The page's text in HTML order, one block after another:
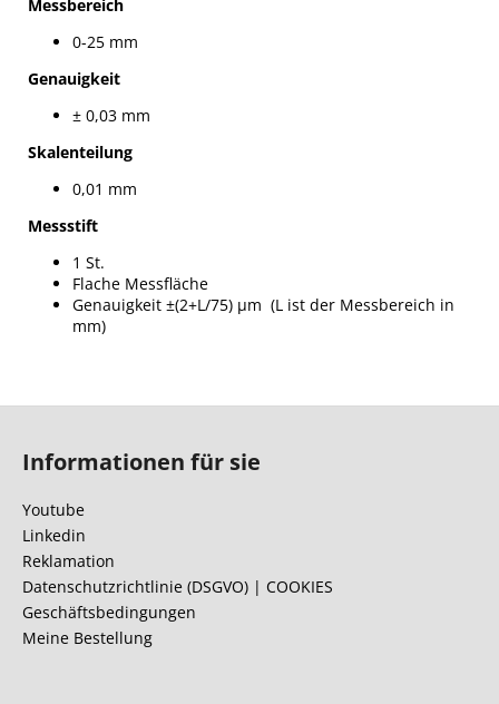
Messbereich
0-25 mm
Genauigkeit
± 0,03 mm
Skalenteilung
0,01 mm
Messstift
1 St.
Flache Messfläche
Genauigkeit ±(2+L/75) µm (L ist der Messbereich in
mm)
Informationen für sie
Youtube
Linkedin
Reklamation
Datenschutzrichtlinie (DSGVO) | COOKIES
Geschäftsbedingungen
Meine Bestellung